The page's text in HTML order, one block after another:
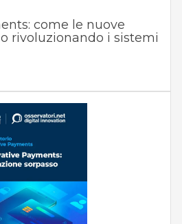
come le nuove
rivoluzionando i sistemi